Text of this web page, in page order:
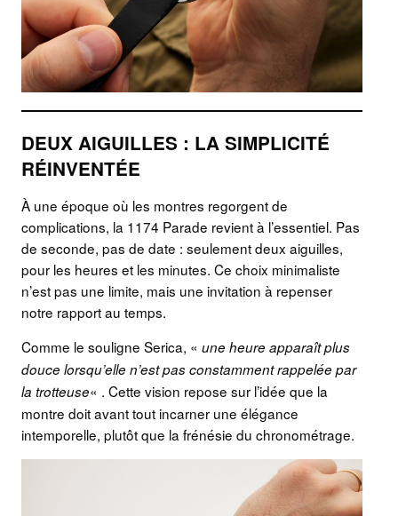
DEUX AIGUILLES : LA SIMPLICITÉ
RÉINVENTÉE
À une époque où les montres regorgent de
complications, la 1174 Parade revient à l’essentiel. Pas
de seconde, pas de date : seulement deux aiguilles,
pour les heures et les minutes. Ce choix minimaliste
n’est pas une limite, mais une invitation à repenser
notre rapport au temps.
Comme le souligne Serica, « une heure apparaît plus
douce lorsqu’elle n’est pas constamment rappelée par
la trotteuse« . Cette vision repose sur l’idée que la
montre doit avant tout incarner une élégance
intemporelle, plutôt que la frénésie du chronométrage.